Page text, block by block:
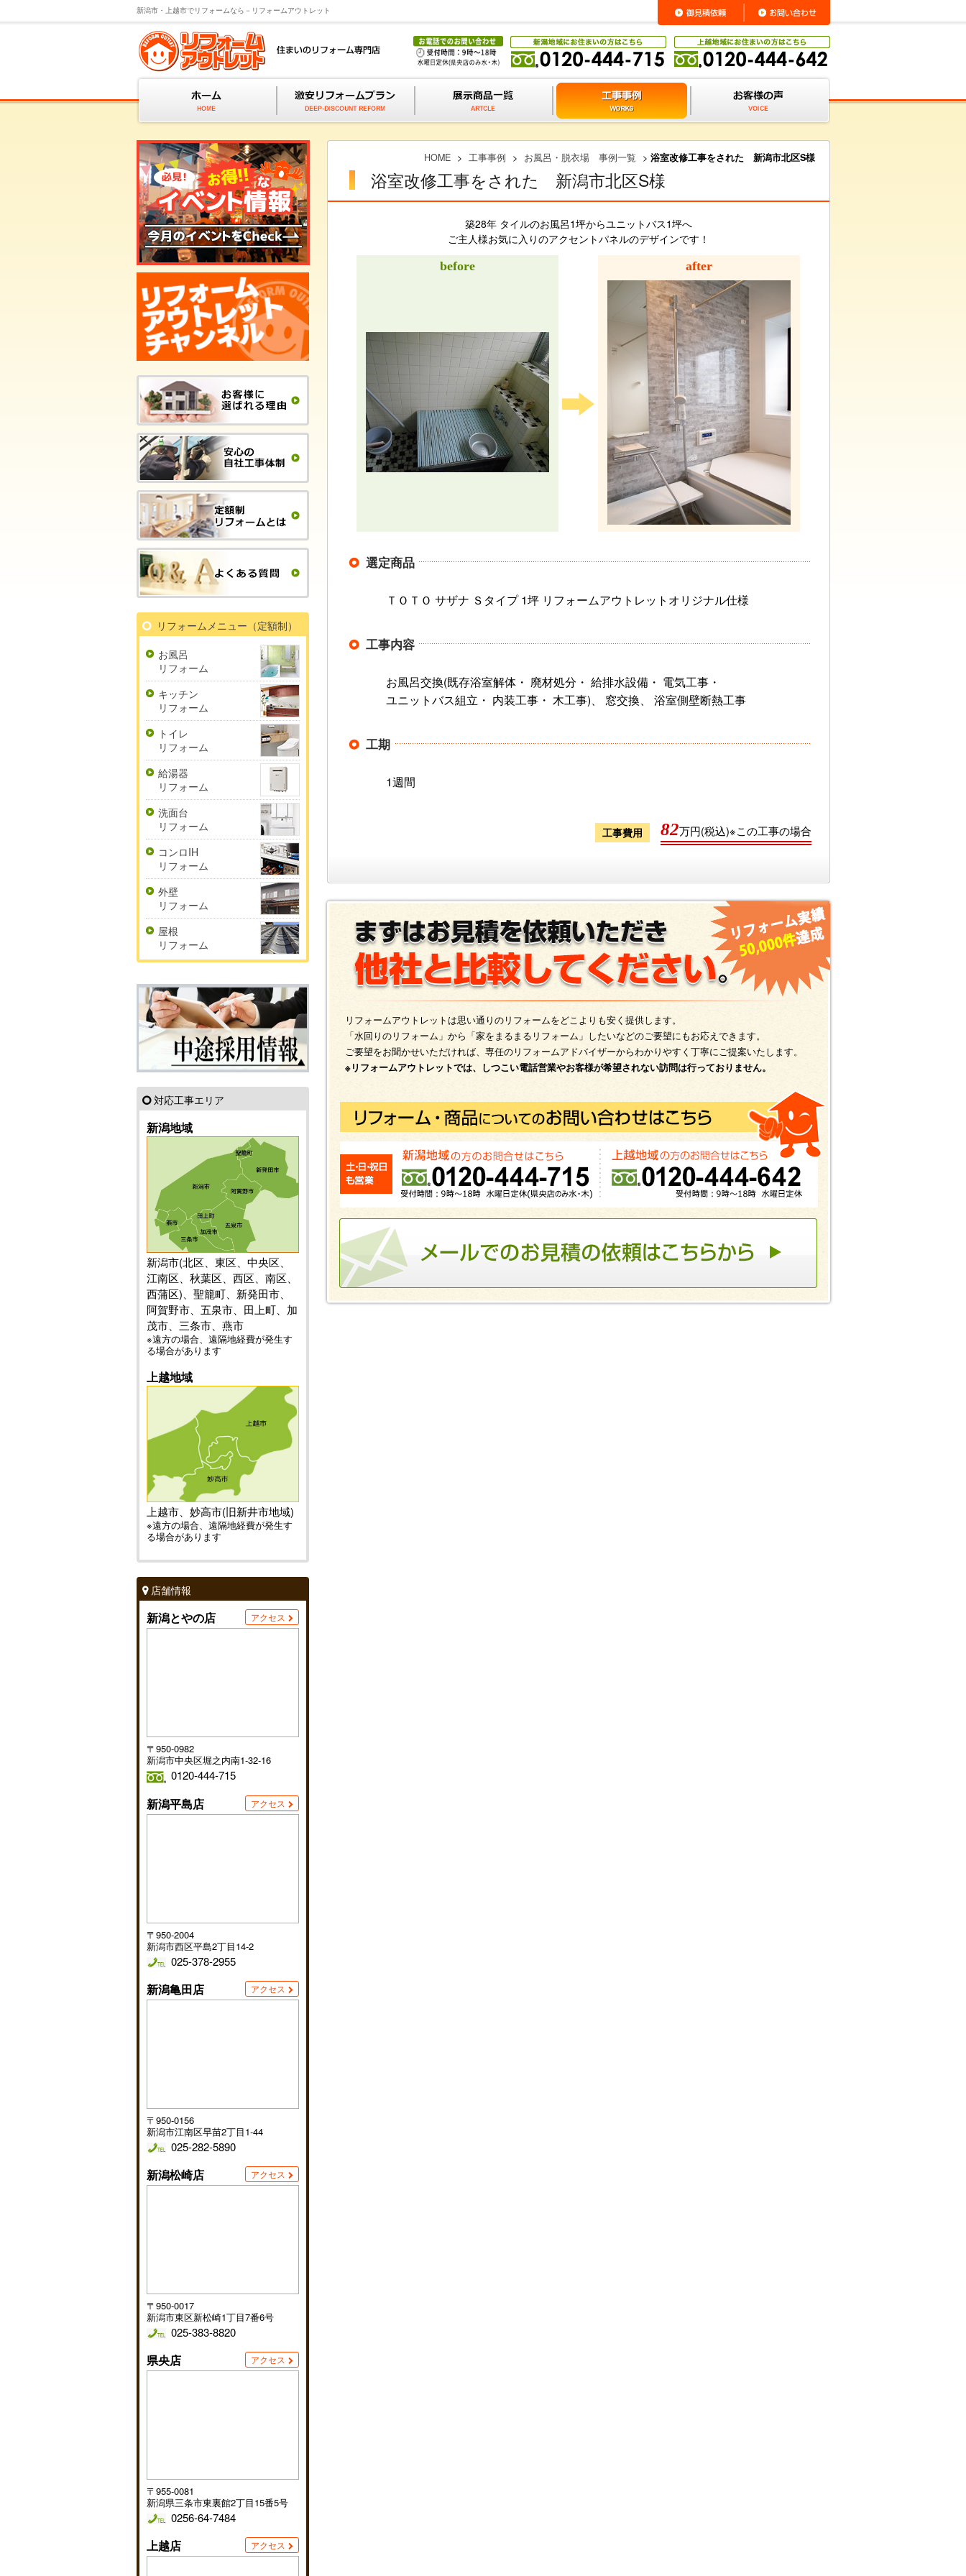
新潟市・上越市でリフォームなら－リフォームアウトレット
HOME > 工事事例 > お風呂・脱衣場 事例一覧 > 浴室改修工事をされた 新潟市北区S様
浴室改修工事をされた 新潟市北区S様
築28年 タイルのお風呂1坪からユニットバス1坪へ
ご主人様お気に入りのアクセントパネルのデザインです！
before
after
選定商品
ＴＯＴＯ サザナ Ｓタイプ 1坪 リフォームアウトレットオリジナル仕様
工事内容
お風呂交換(既存浴室解体・ 廃材処分・ 給排水設備・ 電気工事・
ユニットバス組立・ 内装工事・ 木工事)、 窓交換、 浴室側壁断熱工事
工期
1週間
工事費用 82万円(税込)※この工事の場合
リフォームアウトレットは思い通りのリフォームをどこよりも安く提供します。
「水回りのリフォーム」から「家をまるまるリフォーム」したいなどのご要望にもお応えできます。
ご要望をお聞かせいただければ、専任のリフォームアドバイザーからわかりやすく丁寧にご提案いたします。
※リフォームアウトレットでは、しつこい電話営業やお客様が希望されない訪問は行っておりません。
リフォームメニュー（定額制）
お風呂
リフォーム
キッチン
リフォーム
トイレ
リフォーム
給湯器
リフォーム
洗面台
リフォーム
コンロIH
リフォーム
外壁
リフォーム
屋根
リフォーム
対応工事エリア
新潟地域
新潟市(北区、東区、中央区、
江南区、秋葉区、西区、南区、
西蒲区)、聖籠町、新発田市、
阿賀野市、五泉市、田上町、加
茂市、三条市、燕市
※遠方の場合、遠隔地経費が発生す
る場合があります
上越地域
上越市、妙高市(旧新井市地域)
※遠方の場合、遠隔地経費が発生す
る場合があります
店舗情報
新潟とやの店 アクセス
〒950-0982
新潟市中央区堀之内南1-32-16
0120-444-715
新潟平島店 アクセス
〒950-2004
新潟市西区平島2丁目14-2
025-378-2955
新潟亀田店 アクセス
〒950-0156
新潟市江南区早苗2丁目1-44
025-282-5890
新潟松崎店 アクセス
〒950-0017
新潟市東区新松崎1丁目7番6号
025-383-8820
県央店 アクセス
〒955-0081
新潟県三条市東裏館2丁目15番5号
0256-64-7484
上越店 アクセス